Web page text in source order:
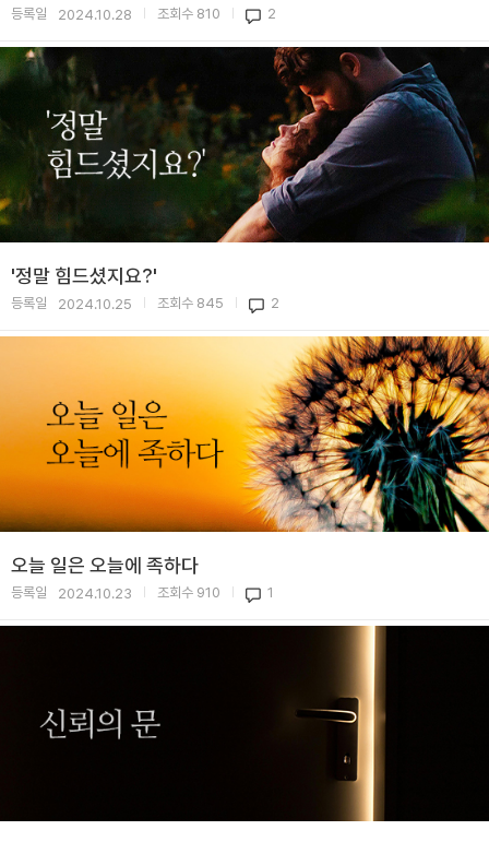
등록일 2024.10.28 조회수 810 2
'정말 힘드셨지요?'
등록일 2024.10.25 조회수 845 2
오늘 일은 오늘에 족하다
등록일 2024.10.23 조회수 910 1